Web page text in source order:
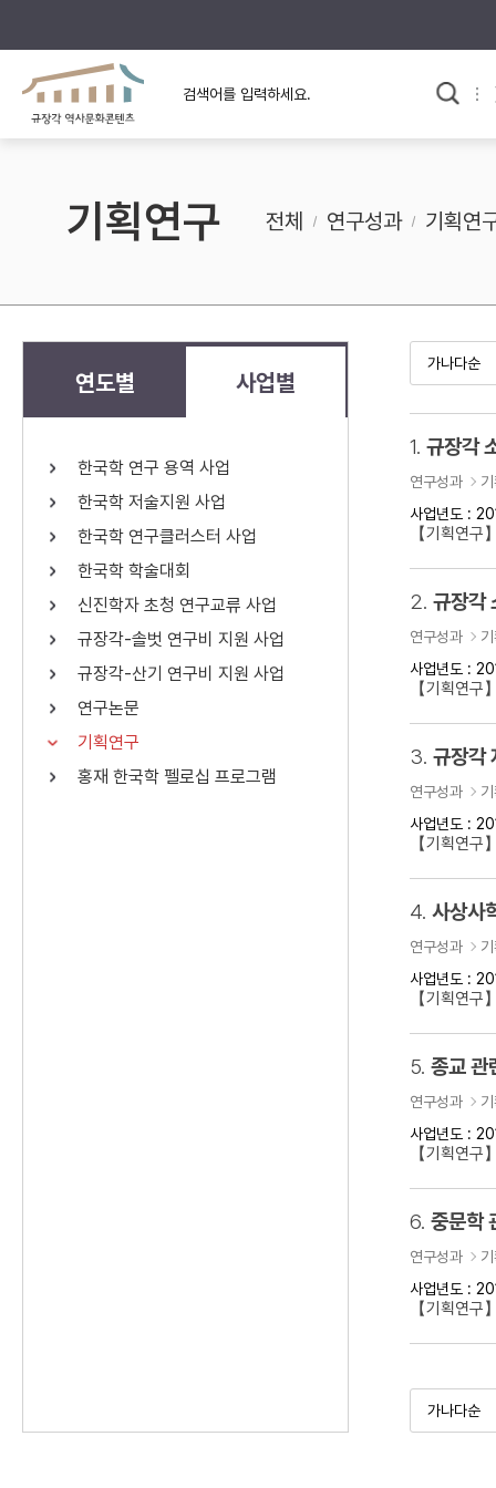
규장각의 어제와 오늘
규장각 소개영상
사료와 문학으로 본
고대
조선 후기
근대
검색 연산자 사용안내
연산자
AND
OR 정조 OR 정약용 “정조” 또는 “
료를 검색
기획연구 전체 연구성과 기획연
연도별 사업별
한국학 연구 용역 사업
한국학 저술지원 사업
한국학 연구클러스터 사업
한국학 학술대회
신진학자 초청 연구교류 사업
규장각-솔벗 연구비 지원 사업
규장각-산기 연구비 지원 사업
연구논문
기획연구
홍재 한국학 펠로십 프로그램
1. 규장각
연구성과
사업년도 :
【기획
2. 규장각
연구성과
사업년도 :
【기획
3. 규장각
연구성과
사업년도 :
【기획연
4. 사상사
연구성과
사업년도 :
【기획연
5. 종교 관
연구성과
사업년도 :
【기획연
6. 중문학
연구성과
사업년도 :
【기획